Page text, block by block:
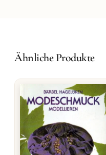
Ähnliche Produkte